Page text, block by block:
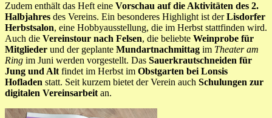
Zudem enthält das Heft eine Vorschau auf die Aktivitäten des 2.
Halbjahres des Vereins. Ein besonderes Highlight ist derLisdorfer
Herbstsalon, eine Hobbyausstellung, die im Herbst stattfinden wird.
Auch die Vereinstour nach Felsen, die beliebte Weinprobe für
Mitglieder und der geplante Mundartnachmittag im Theater am
Ring im Juni werden vorgestellt. Das Sauerkrautschneiden für
Jung und Alt findet im Herbst im Obstgarten bei Lonsis
Hofladen statt. Seit kurzem bietet der Verein auch Schulungen zur
digitalen Vereinsarbeit an.